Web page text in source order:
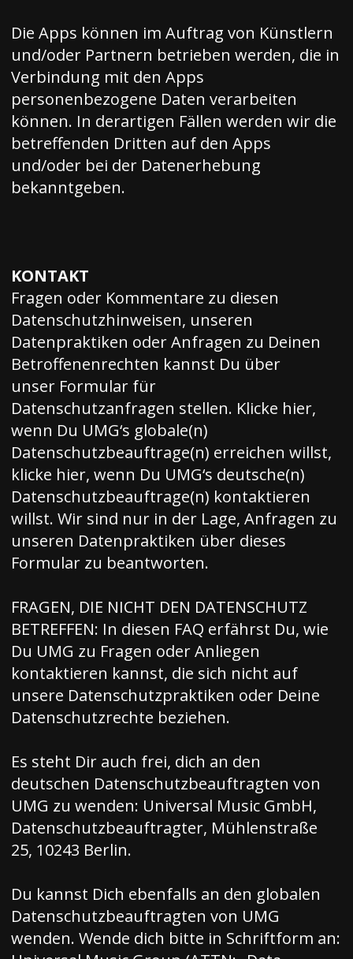
Die Apps können im Auftrag von Künstlern
und/oder Partnern betrieben werden, die in
Verbindung mit den Apps
personenbezogene Daten verarbeiten
können. In derartigen Fällen werden wir die
betreffenden Dritten auf den Apps
und/oder bei der Datenerhebung
bekanntgeben.
KONTAKT
Fragen oder Kommentare zu diesen
Datenschutzhinweisen, unseren
Datenpraktiken oder Anfragen zu Deinen
Betroffenenrechten kannst Du über
unser Formular für
Datenschutzanfragen stellen. Klicke hier,
wenn Du UMG‘s globale(n)
Datenschutzbeauftrage(n) erreichen willst,
klicke hier, wenn Du UMG‘s deutsche(n)
Datenschutzbeauftrage(n) kontaktieren
willst. Wir sind nur in der Lage, Anfragen zu
unseren Datenpraktiken über dieses
Formular zu beantworten.
FRAGEN, DIE NICHT DEN DATENSCHUTZ
BETREFFEN: In diesen FAQ erfährst Du, wie
Du UMG zu Fragen oder Anliegen
kontaktieren kannst, die sich nicht auf
unsere Datenschutzpraktiken oder Deine
Datenschutzrechte beziehen.
Es steht Dir auch frei, dich an den
deutschen Datenschutzbeauftragten von
UMG zu wenden: Universal Music GmbH,
Datenschutzbeauftragter, Mühlenstraße
25, 10243 Berlin.
Du kannst Dich ebenfalls an den globalen
Datenschutzbeauftragten von UMG
wenden. Wende dich bitte in Schriftform an: